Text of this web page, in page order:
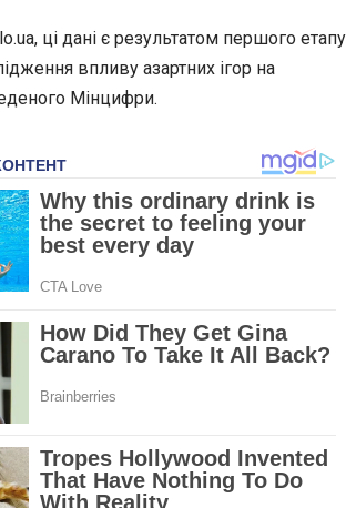
, ці дані є результатом першого етапу
впливу азартних ігор на
Мінцифри.